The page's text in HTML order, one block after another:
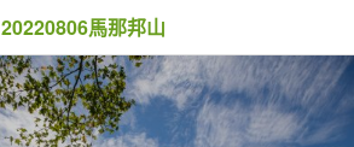
20220806馬那邦山